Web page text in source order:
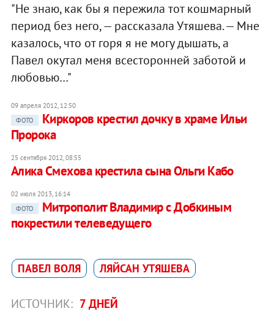
"Не знаю, как бы я пережила тот кошмарный
период без него, — рассказала Утяшева. — Мне
казалось, что от горя я не могу дышать, а
Павел окутал меня всесторонней заботой и
любовью…"
09 апреля 2012, 12:50
ФОТО
Киркоров крестил дочку в храме Ильи
Пророка
25 сентября 2012, 08:55
Алика Смехова крестила сына Ольги Кабо
02 июля 2013, 16:14
ФОТО
Митрополит Владимир с Добкиным
покрестили телеведущего
ПАВЕЛ ВОЛЯ ЛЯЙСАН УТЯШЕВА
ИСТОЧНИК: 7 ДНЕЙ